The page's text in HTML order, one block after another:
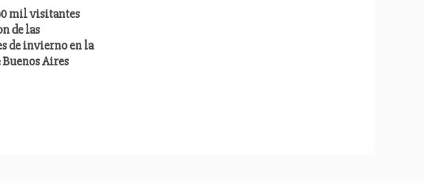
mil visitantes
de las
de invierno en la
Buenos Aires